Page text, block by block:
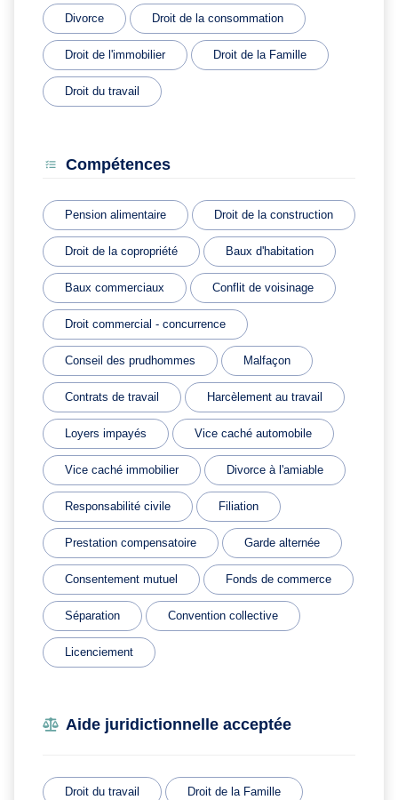
Divorce Droit de la consommation
Droit de l'immobilier Droit de la Famille
Droit du travail
Compétences
Pension alimentaire Droit de la construction
Droit de la copropriété Baux d'habitation
Baux commerciaux Conflit de voisinage
Droit commercial - concurrence
Conseil des prudhommes Malfaçon
Contrats de travail Harcèlement au travail
Loyers impayés Vice caché automobile
Vice caché immobilier Divorce à l'amiable
Responsabilité civile Filiation
Prestation compensatoire Garde alternée
Consentement mutuel Fonds de commerce
Séparation Convention collective
Licenciement
Aide juridictionnelle acceptée
Droit du travail Droit de la Famille